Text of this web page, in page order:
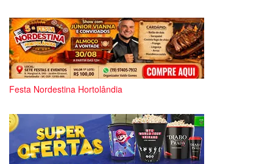
Festa Nordestina Hortolândia